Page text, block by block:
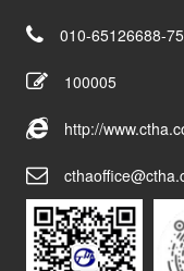
010-65126688-
100005
http://